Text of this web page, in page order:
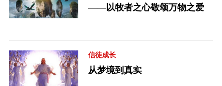
——以牧者之心敬颂万物之爱
信徒成长
从梦境到真实